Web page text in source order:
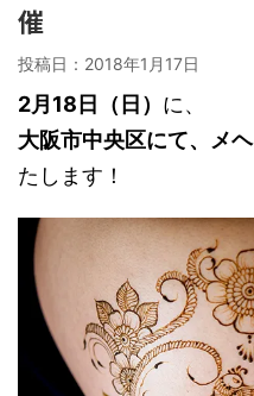
催
投稿日： 2018年1月17日
2月18日（日） に、
大阪市中央区にて、メ
たします！